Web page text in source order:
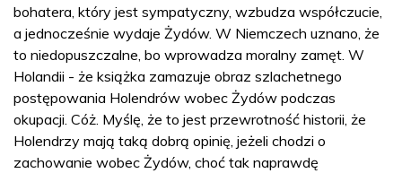
bohatera, który jest sympatyczny, wzbudza współczucie,
a jednocześnie wydaje Żydów. W Niemczech uznano, że
to niedopuszczalne, bo wprowadza moralny zamęt. W
Holandii - że książka zamazuje obraz szlachetnego
postępowania Holendrów wobec Żydów podczas
okupacji. Cóż. Myślę, że to jest przewrotność historii, że
Holendrzy mają taką dobrą opinię, jeżeli chodzi o
zachowanie wobec Żydów, choć tak naprawdę